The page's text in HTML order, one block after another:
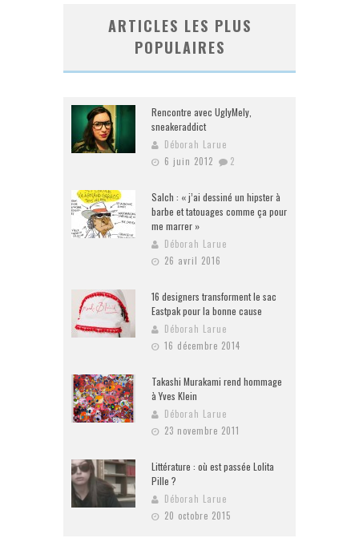
ARTICLES LES PLUS
POPULAIRES
Rencontre avec UglyMely,
sneakeraddict
Déborah Larue
6 juin 2012
2
Salch : « j’ai dessiné un hipster à
barbe et tatouages comme ça pour
me marrer »
Déborah Larue
26 avril 2016
16 designers transforment le sac
Eastpak pour la bonne cause
Déborah Larue
16 décembre 2014
Takashi Murakami rend hommage
à Yves Klein
Déborah Larue
23 novembre 2011
Littérature : où est passée Lolita
Pille ?
Déborah Larue
20 octobre 2015